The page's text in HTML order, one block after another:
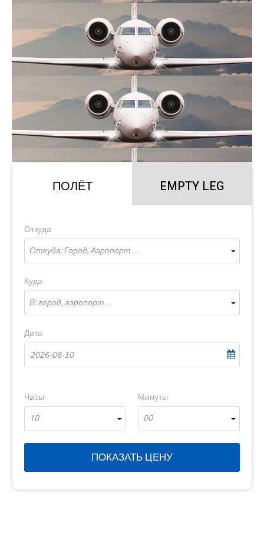
ПОЛЁТ EMPTY LEG
Откуда
Откуда: Город, Аэропорт ...
Куда
В: город, аэропорт...
Дата
Часы
10
Минуты
00
ПОКАЗАТЬ ЦЕНУ